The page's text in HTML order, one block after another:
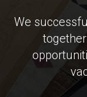
We